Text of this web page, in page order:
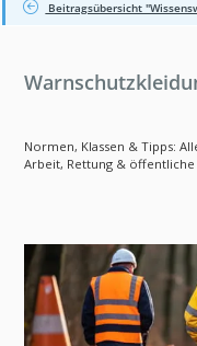
Beitragsübersicht
Normen, Klassen & Tipps:
Arbeit, Rettung &